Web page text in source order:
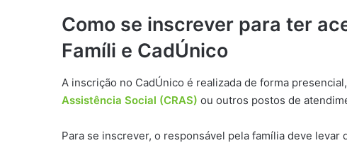
Como se inscrever para ter
Famíli e CadÚnico
A inscrição no CadÚnico é realizada de forma
Assistência Social (CRAS) ou outros postos de
Para se inscrever, o responsável pela família deve